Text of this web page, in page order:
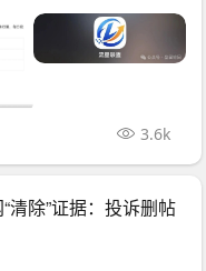
3.6k
清除”证据：投诉删帖